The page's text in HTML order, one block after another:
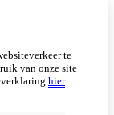
te
van onze site
hier